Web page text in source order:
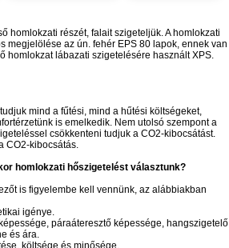
homlokzati részét, falait szigeteljük. A homlokzati
megjelölése az ún. fehér EPS 80 lapok, ennek van
homlokzat lábazati szigetelésére használt XPS.
mind a fűtési, mind a hűtési költségeket,
is emelkedik. Nem utolsó szempont a
csökkenteni tudjuk a CO2-kibocsátást.
CO2-kibocsátás.
homlokzati hőszigetelést választunk?
is figyelembe kell vennünk, az alábbiakban
igénye.
páraáteresztő képessége, hangszigetelő
és ára.